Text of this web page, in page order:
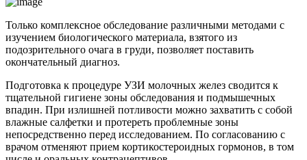
Только комплексное обследование различными методами с
изучением биологического материала, взятого из
подозрительного очага в груди, позволяет поставить
окончательный диагноз.
Подготовка к процедуре УЗИ молочных желез сводится к
тщательной гигиене зоны обследования и подмышечных
впадин. При излишней потливости можно захватить с собой
влажные салфетки и протереть проблемные зоны
непосредственно перед исследованием. По согласованию с
врачом отменяют прием кортикостероидных гормонов, в том